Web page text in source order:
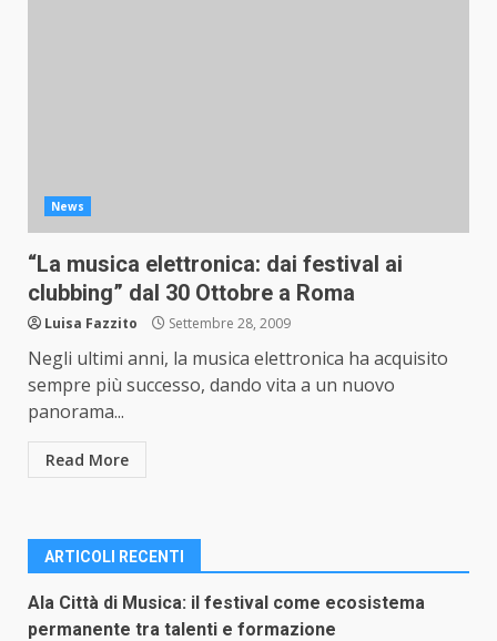
News
“La musica elettronica: dai festival ai
clubbing” dal 30 Ottobre a Roma
Luisa Fazzito Settembre 28, 2009
Negli ultimi anni, la musica elettronica ha acquisito
sempre più successo, dando vita a un nuovo
panorama...
Read More
ARTICOLI RECENTI
Ala Città di Musica: il festival come ecosistema
permanente tra talenti e formazione